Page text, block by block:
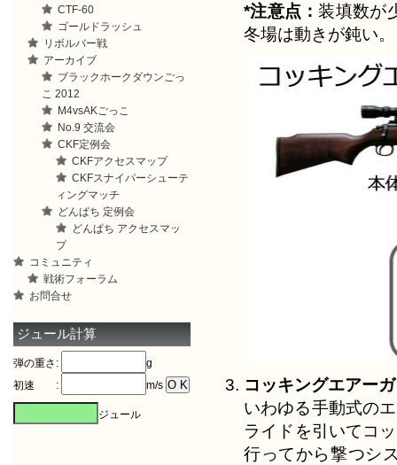
*注意点： 装填数が
冬場は動きが鈍い。
コッキングエアー
いわゆる手動式の
ライドを引いてコ
行ってから撃つシ
CTF-60
ゴールドラッシュ
リボルバー戦
アーカイブ
ブラックホークダウンごっ
こ 2012
M4vsAKごっこ
No.9 交流会
CKF定例会
CKFアクセスマップ
CKFスナイパーシューテ
ィングマッチ
どんぱち 定例会
どんぱち アクセスマッ
プ
コミュニティ
戦術フォーラム
お問合せ
ジュール計算
弾の重さ:
g
初速 :
m/s
ジュール